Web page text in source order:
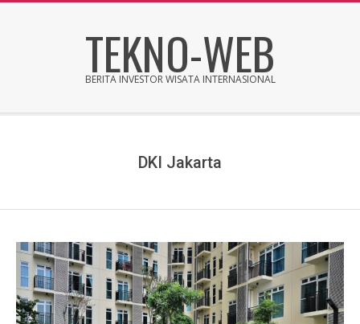
TEKNO-WEB
BERITA INVESTOR WISATA INTERNASIONAL
DKI Jakarta